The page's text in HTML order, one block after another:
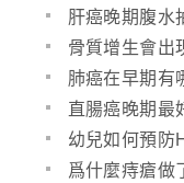
泌尿科
心血管
口腔科
肝癌晚期腹水
骨質增生會出
肺癌在早期有
直腸癌晚期最
幼兒如何預防
爲什麼痔瘡做